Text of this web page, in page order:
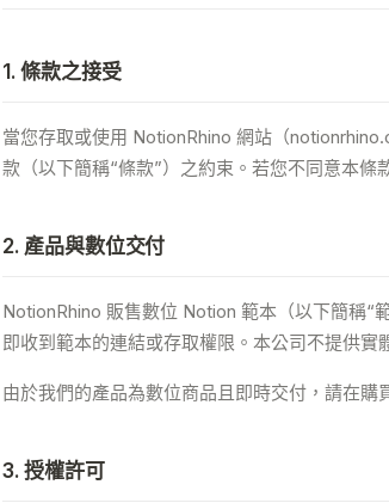
1. 條款之接受
當您存取或使用 NotionRhino 網站（
款（以下簡稱“條款”）之約束。若您不同意本條
2. 產品與數位交付
NotionRhino 販售數位 Notion 範本（以下簡稱
即收到範本的連結或存取權限。本公司不提供實
由於我們的產品為數位商品且即時交付，請在購
3. 授權許可